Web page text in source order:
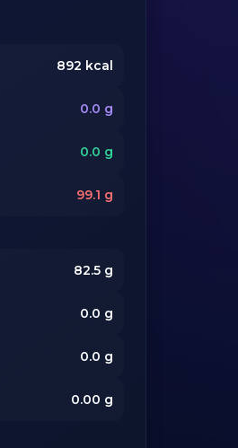
892 kcal
0.0 g
0.0 g
99.1 g
82.5 g
0.0 g
0.0 g
0.00 g